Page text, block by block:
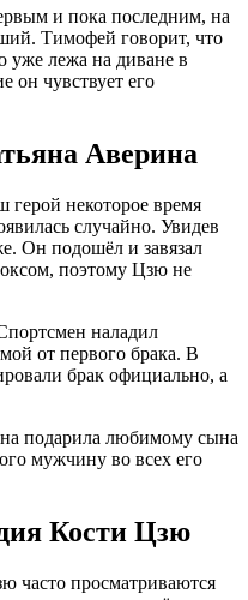
и пока последним, на
Тимофей говорит, что
уже лежа на диване в
он чувствует его
Аверина
некоторое время
случайно. Увидев
Он подошёл и завязал
поэтому Цзю не
наладил
от первого брака. В
брак официально, а
подарила любимому сына
мужчину во всех его
Кости Цзю
часто просматриваются